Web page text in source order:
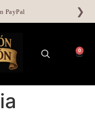
PayPal ❯
0